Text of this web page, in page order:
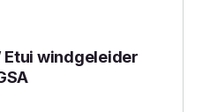
Etui windgeleider